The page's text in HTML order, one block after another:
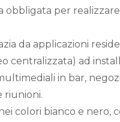
obbligata per
da applicazioni
centralizzata) ad
in bar,
riunioni.
colori bianco e nero,